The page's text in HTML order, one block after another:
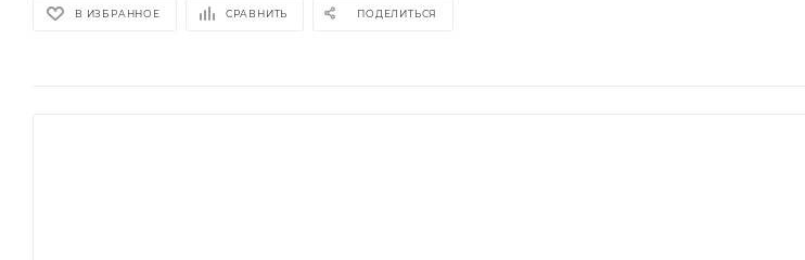
В ИЗБРАННОЕ СРАВНИТЬ ПОДЕЛИТЬСЯ